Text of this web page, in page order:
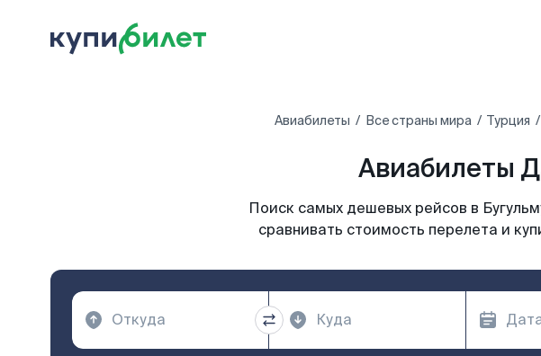
Авиабилеты Все страны мира Турция
Авиабилеты
Поиск самых дешевых рейсов в
сравнивать стоимость перелета и